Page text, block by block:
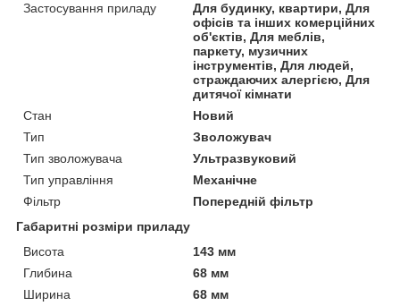
Застосування приладу
Для будинку, квартири, Для
офісів та інших комерційних
об'єктів, Для меблів,
паркету, музичних
інструментів, Для людей,
страждаючих алергією, Для
дитячої кімнати
Стан
Новий
Тип
Зволожувач
Тип зволожувача
Ультразвуковий
Тип управління
Механічне
Фільтр
Попередній фільтр
Габаритні розміри приладу
Висота
143 мм
Глибина
68 мм
Ширина
68 мм